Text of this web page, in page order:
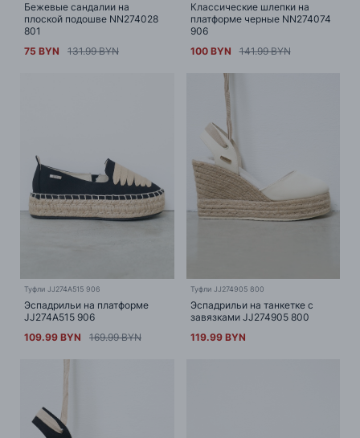
Бежевые сандалии на
плоской подошве NN274028
801
75 BYN
131.99 BYN
Классические шлепки на
платформе черные NN274074
906
100 BYN
141.99 BYN
Туфли JJ274A515 906
Эспадрильи на платформе
JJ274A515 906
109.99 BYN
169.99 BYN
Туфли JJ274905 800
Эспадрильи на танкетке с
завязками JJ274905 800
119.99 BYN